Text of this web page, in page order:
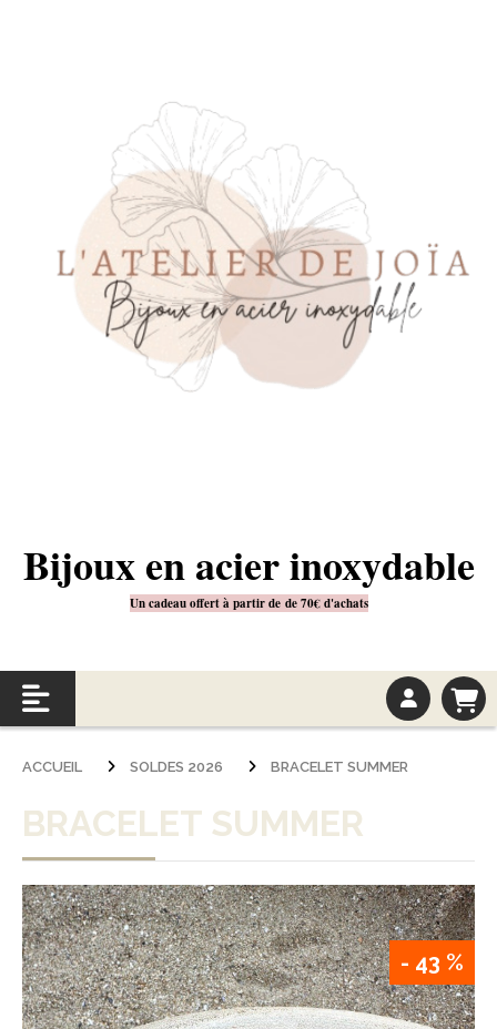
Bijoux en acier inoxydable
Un cadeau offert à partir de de 70€d'achats
ACCUEIL SOLDES 2026 BRACELET SUMMER
BRACELET SUMMER
- 43 %